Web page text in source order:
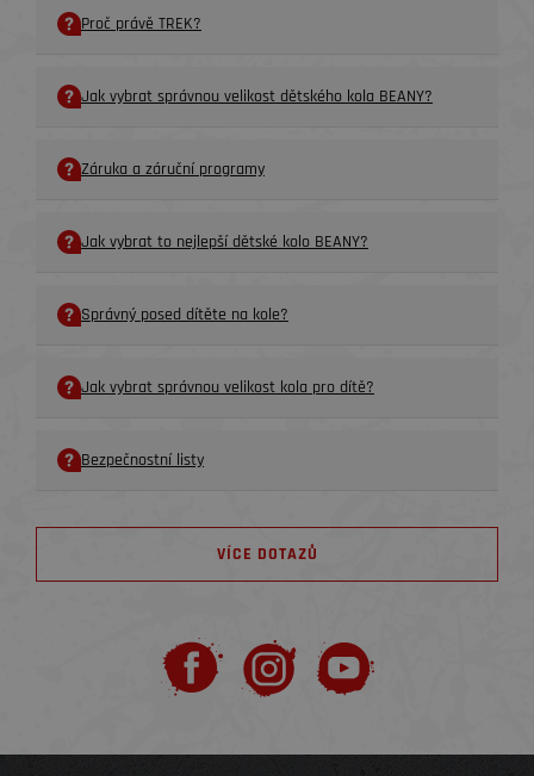
Proč právě TREK?
Jak vybrat správnou velikost dětského kola BEANY?
Záruka a záruční programy
Jak vybrat to nejlepší dětské kolo BEANY?
Správný posed dítěte na kole?
Jak vybrat správnou velikost kola pro dítě?
Bezpečnostní listy
VÍCE DOTAZŮ